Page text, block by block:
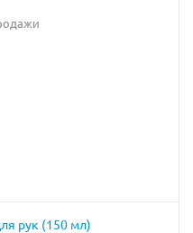
рук (150 мл)